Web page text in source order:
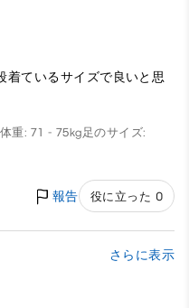
着ているサイズで良いと思
体重: 71 - 75kg足のサイズ:
報告 役に立った 0
さらに表示